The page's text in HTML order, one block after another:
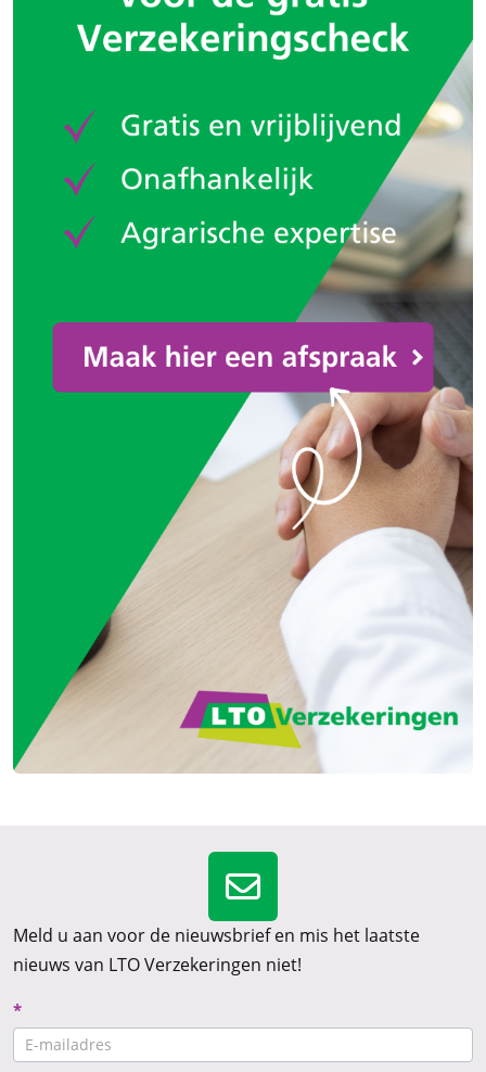
Meld u aan voor de nieuwsbrief en mis het laatste
nieuws van LTO Verzekeringen niet!
Nieuwsbrief
CTA
*